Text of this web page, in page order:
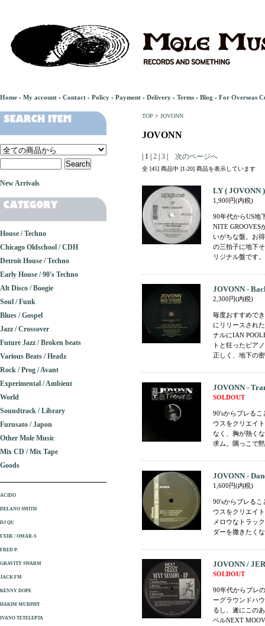
Home - My account - Contact - Policy - Payment - Delivery - Terms - Blog - For Overseas
TOP > JOVONN
JOVONN
| 1 | 2 3 次のページへ
全 [45] 商品中 [1-20] 商品を表示しています
LY ( JOVONN
1,900円(内税)
90年代からUS地
NITE GROOVES
いがちな盤。お
の三拍子に地下
リジナル盤です
JOVONN -
2,300円(内税)
毎度おすすめで
にリリースされ
ナルにIAN
トと狂ったピア
正しく、地下の
JOVONN -
SOLDOUT
90'sからブレる
ウスをクリエイ
なく、胸が熱く
求ム。隅っこで
JOVONN -
1,600円(内税)
90'sからブレる
ウスをクリエイ
メロウなトラッ
ダーを撒きたく
JOVONN /
SOLDOUT
90年代からブレ
ーグラウンドハ
るし、遂にこの
ベルNEXT
New Arrivals
House / Techno
Chicago Oldschool / CDH
Detroit House / Techno
Early House / 90's Techno
Alt Disco / Boogie
Soul / Funk
Blues / Gospel
Jazz / Crossover
Future Jazz / Broken beats
Various Beats / Headz
Rock / Prog / Avant
Experimental / Ambient
World
Soundtrack / Library
Furusato / Japon
Other Mole Music
Mix CD / Mix Tape
Goods
ACIDO
DELANO SMITH
DJ QU
FXHE / OMAR-S
FRED P.
GRAVITY SWARM
JACK FM
KENNY DOPE
HAKIM MURPHY
IVANO TETELEPTA